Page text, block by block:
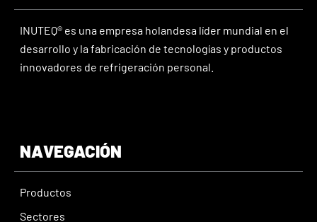
INUTEQ® es una empresa holandesa líder mundial en el
desarrollo y la fabricación de tecnologías y productos
innovadores de refrigeración personal.
NAVEGACIÓN
Productos
Sectores